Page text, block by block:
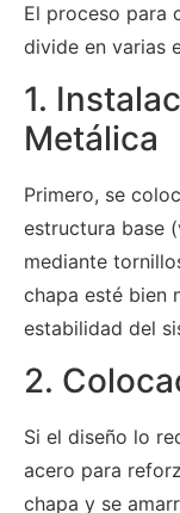
El proceso para
divide en varias
1.
Metálica
Primero, se
estructura base
mediante
chapa esté bien
estabilidad del
2.
Si el diseño lo
acero para
chapa y se